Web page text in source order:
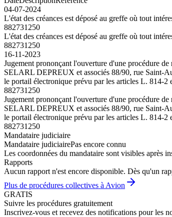
04-07-2024
L'état des créances est déposé au greffe où tout
882731250
L'état des créances est déposé au greffe où tout
882731250
16-11-2023
Jugement prononçant l'ouverture d'une procédure
SELARL DEPREUX et associés 88/90, rue Saint-
le portail électronique prévu par les articles L. 814-2
882731250
Jugement prononçant l'ouverture d'une procédure
SELARL DEPREUX et associés 88/90, rue Saint-
le portail électronique prévu par les articles L. 814-2
882731250
Mandataire judiciaire
Mandataire judiciairePas encore connu
Les coordonnées du mandataire sont visibles après
Rapports
Aucun rapport n'est encore disponible. Dès qu'un
Plus de procédures collectives à Avion
GRATIS
Suivre les procédures gratuitement
Inscrivez-vous et recevez des notifications pour les